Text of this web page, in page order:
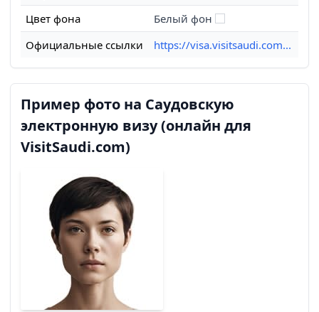
Цвет фона
Белый фон
Официальные ссылки
https://visa.visitsaudi.com...
Пример фото на Саудовскую
электронную визу (онлайн для
VisitSaudi.com)